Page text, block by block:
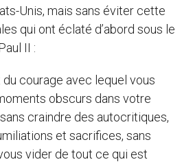
Unis, mais sans éviter cette
qui ont éclaté d’abord sous le
II :
courage avec lequel vous
obscurs dans votre
craindre des autocritiques,
et sacrifices, sans
vider de tout ce qui est